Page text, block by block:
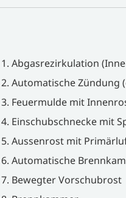
Abgasrezirkulation
Automatische Zündung
Feuermulde mit
Einschubschnecke mit
Aussenrost mit
Automatische
Bewegter Vorschubrost